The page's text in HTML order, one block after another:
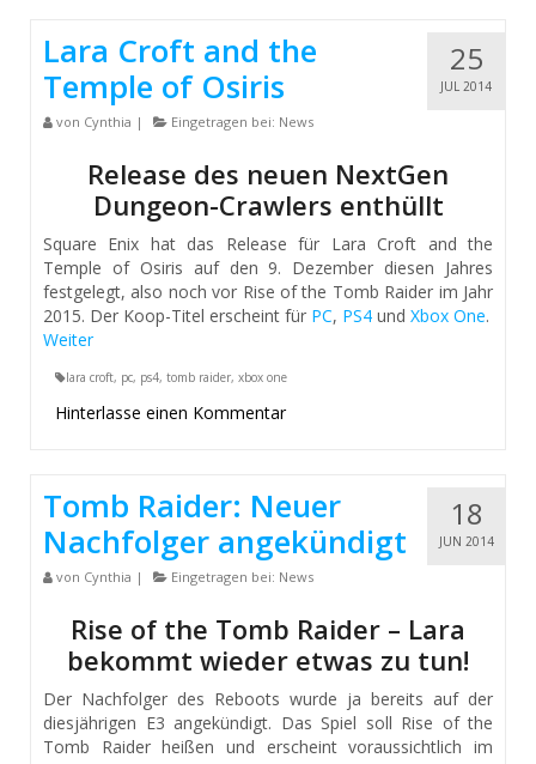
25
JUL 2014
Lara Croft and the
Temple of Osiris
von Cynthia | Eingetragen bei: News
Release des neuen NextGen
Dungeon-Crawlers enthüllt
Square Enix hat das Release für Lara Croft and the
Temple of Osiris auf den 9. Dezember diesen Jahres
festgelegt, also noch vor Rise of the Tomb Raider im Jahr
2015. Der Koop-Titel erscheint für PC, PS4 und Xbox One.
Weiter
lara croft, pc, ps4, tomb raider, xbox one
Hinterlasse einen Kommentar
18
JUN 2014
Tomb Raider: Neuer
Nachfolger angekündigt
von Cynthia | Eingetragen bei: News
Rise of the Tomb Raider – Lara
bekommt wieder etwas zu tun!
Der Nachfolger des Reboots wurde ja bereits auf der
diesjährigen E3 angekündigt. Das Spiel soll Rise of the
Tomb Raider heißen und erscheint voraussichtlich im